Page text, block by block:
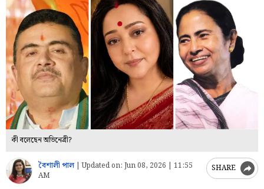
কী বলেছেন অভিনেত্রী?
বৈশালী পাল |Updated on: Jun 08, 2026 | 11:55
AM
SHARE